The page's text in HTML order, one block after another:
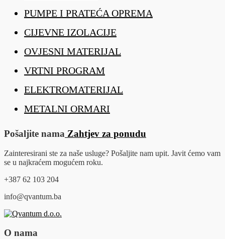
PUMPE I PRATEĆA OPREMA
CIJEVNE IZOLACIJE
OVJESNI MATERIJAL
VRTNI PROGRAM
ELEKTROMATERIJAL
METALNI ORMARI
Pošaljite nama Zahtjev za ponudu
Zainteresirani ste za naše usluge? Pošaljite nam upit. Javit ćemo vam
se u najkraćem mogućem roku.
+387 62 103 204
info@qvantum.ba
O nama